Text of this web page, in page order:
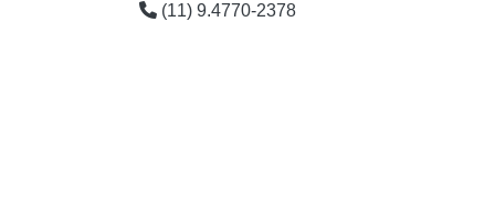
(11) 9.4770-2378